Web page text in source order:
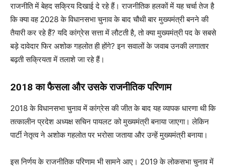
राजनीति में बेहद सक्रिय दिखाई दे रहे हैं। राजनीतिक हलकों में यह चर्चा तेज है
कि क्या वह 2028 के विधानसभा चुनाव के बाद चौथी बार मुख्यमंत्री बनने की
तैयारी कर रहे हैं? यदि कांग्रेस सत्ता में लौटती है, तो क्या मुख्यमंत्री पद के सबसे
बड़े दावेदार फिर अशोक गहलोत ही होंगे? इन सवालों के जवाब उनकी लगातार
बढ़ती सक्रियता में तलाशे जा रहे हैं।
2018 का फैसला और उसके राजनीतिक परिणाम
2018 के विधानसभा चुनाव में कांग्रेस की जीत के बाद यह व्यापक धारणा थी कि
तत्कालीन प्रदेश अध्यक्ष सचिन पायलट को मुख्यमंत्री बनाया जाएगा। लेकिन
पार्टी नेतृत्व ने अशोक गहलोत पर भरोसा जताया और उन्हें मुख्यमंत्री बनाया।
इस निर्णय के राजनीतिक परिणाम भी सामने आए। 2019 के लोकसभा चुनाव में